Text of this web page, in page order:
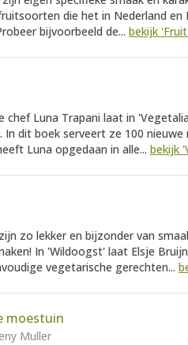
die het in Nederland
bijvoorbeeld de... bekijk
chef Luna Trapani laat in
In dit boek serveert ze 100
Luna opgedaan in alle... bekijk
zo lekker en bijzonder van
In 'Wildoogst' laat Elsje
vegetarische gerechten...
moestuin
Muller